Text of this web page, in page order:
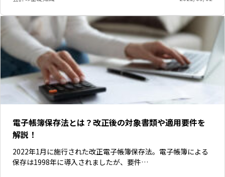
電子帳簿保存法とは？改正後の対象書類や適用要件を
解説！
2022年1月に施行された改正電子帳簿保存法。電子帳簿による
保存は1998年に導入されましたが、要件…